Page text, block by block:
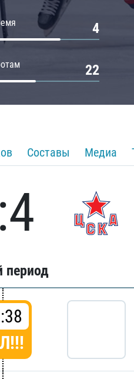
4
22
Составы Медиа
период